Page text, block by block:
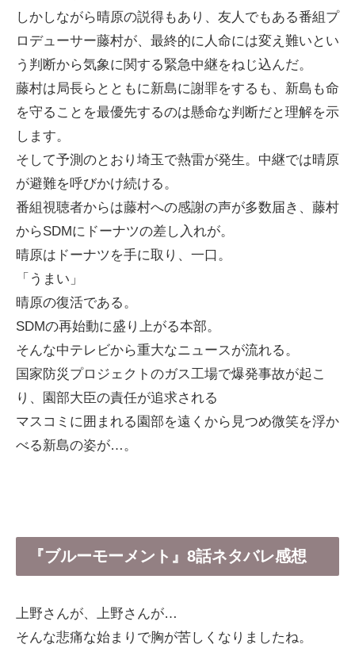
しかしながら晴原の説得もあり、友人でもある番組プ
ロデューサー藤村が、最終的に人命には変え難いとい
う判断から気象に関する緊急中継をねじ込んだ。
藤村は局長らとともに新島に謝罪をするも、新島も命
を守ることを最優先するのは懸命な判断だと理解を示
します。
そして予測のとおり埼玉で熱雷が発生。中継では晴原
が避難を呼びかけ続ける。
番組視聴者からは藤村への感謝の声が多数届き、藤村
からSDMにドーナツの差し入れが。
晴原はドーナツを手に取り、一口。
「うまい」
晴原の復活である。
SDMの再始動に盛り上がる本部。
そんな中テレビから重大なニュースが流れる。
国家防災プロジェクトのガス工場で爆発事故が起こ
り、園部大臣の責任が追求される
マスコミに囲まれる園部を遠くから見つめ微笑を浮か
べる新島の姿が…。
『ブルーモーメント』8話ネタバレ感想
上野さんが、上野さんが…
そんな悲痛な始まりで胸が苦しくなりましたね。